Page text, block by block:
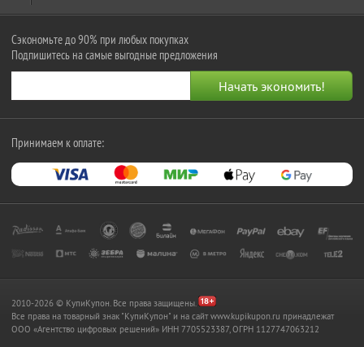
Сэкономьте до 90% при любых покупках
Подпишитесь на самые выгодные предложения
Принимаем к оплате:
2010-2026 © КупиКупон. Все права защищены.
Все права на товарный знак "КупиКупон" и на сайт www.kupikupon.ru принадлежат
OOO «Агентство цифровых решений» ИНН 7705523387, ОГРН 1127747063212